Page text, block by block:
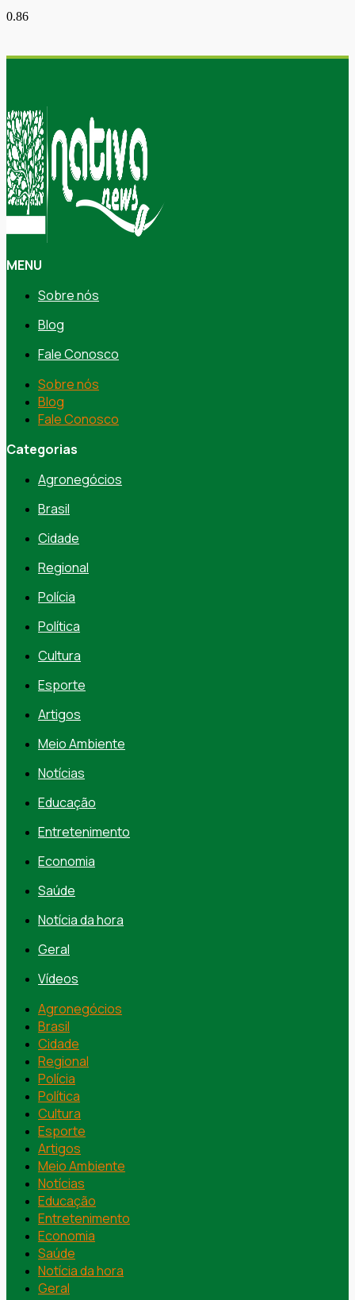
MENU
Sobre nós
Blog
Fale Conosco
Sobre nós
Blog
Fale Conosco
Categorias
Agronegócios
Brasil
Cidade
Regional
Polícia
Política
Cultura
Esporte
Artigos
Meio Ambiente
Notícias
Educação
Entretenimento
Economia
Saúde
Notícia da hora
Geral
Vídeos
Agronegócios
Brasil
Cidade
Regional
Polícia
Política
Cultura
Esporte
Artigos
Meio Ambiente
Notícias
Educação
Entretenimento
Economia
Saúde
Notícia da hora
Geral